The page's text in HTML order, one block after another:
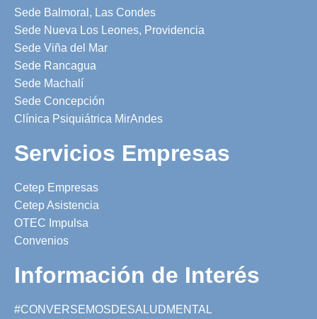
Sede Balmoral, Las Condes
Sede Nueva Los Leones, Providencia
Sede Viña del Mar
Sede Rancagua
Sede Machalí
Sede Concepción
Clínica Psiquiátrica MirAndes
Servicios Empresas
Cetep Empresas
Cetep Asistencia
OTEC Impulsa
Convenios
Información de Interés
#CONVERSEMOSDESALUDMENTAL